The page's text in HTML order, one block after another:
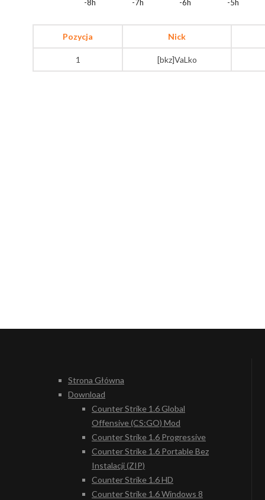
-8h -7h -6h -5h
Pozycja Nick
1 [bkz]VaLko
Strona Główna
Download
Counter Strike 1.6 Global
Offensive (CS:GO) Mod
Counter Strike 1.6 Progressive
Counter Strike 1.6 Portable Bez
Instalacji (ZIP)
Counter Strike 1.6 HD
Counter Strike 1.6 Windows 8